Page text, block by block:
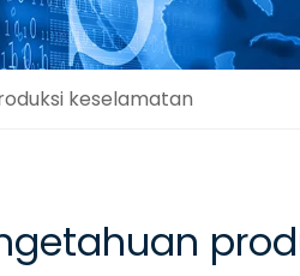
keselamatan